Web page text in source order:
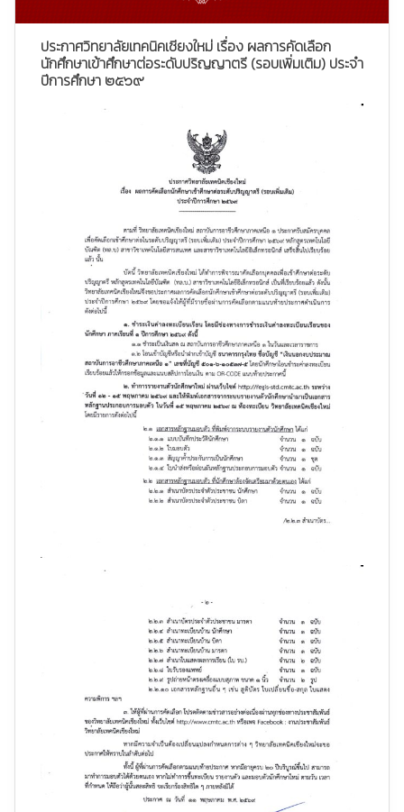
ประกาศวิทยาลัยเทคนิคเชียงใหม่ เรื่อง ผลการคัดเลือก
นักศึกษาเข้าศึกษาต่อระดับปริญญาตรี (รอบเพิ่มเติม) ประจำ
ปีการศึกษา ๒๕๖๙